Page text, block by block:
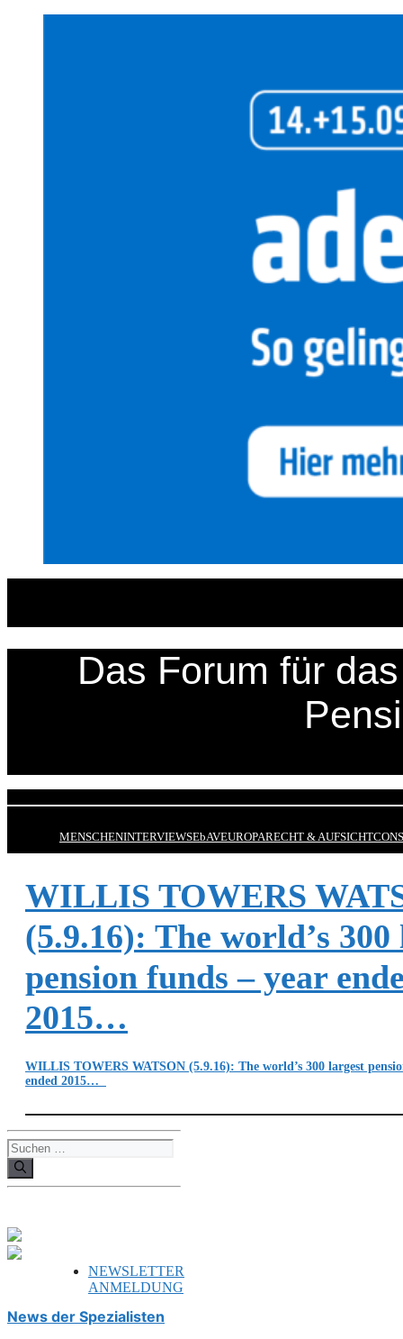
Das Forum für
MENSCHENINTERVIEWSEbAVEUROPARECHT & AUFSICHT
WILLIS TOWERS
(5.9.16): The world’s 300
pension funds – year
2015…
WILLIS TOWERS WATSON (5.9.16): The world’s 300 largest
ended 2015…
Suchen
nach:
NEWSLETTER
ANMELDUNG
News der Spezialisten